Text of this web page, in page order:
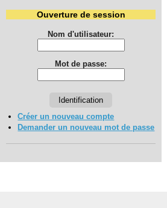
Ouverture de session
Nom d'utilisateur:
Mot de passe:
Créer un nouveau compte
Demander un nouveau mot de passe